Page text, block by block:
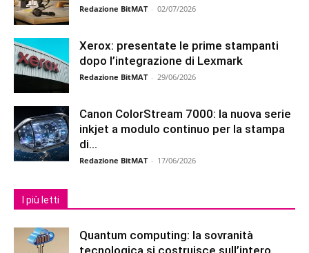
Redazione BitMAT - 02/07/2026
Xerox: presentate le prime stampanti
dopo l’integrazione di Lexmark
Redazione BitMAT - 29/06/2026
Canon ColorStream 7000: la nuova serie
inkjet a modulo continuo per la stampa
di...
Redazione BitMAT - 17/06/2026
I più letti
Quantum computing: la sovranità
tecnologica si costruisce sull’intero